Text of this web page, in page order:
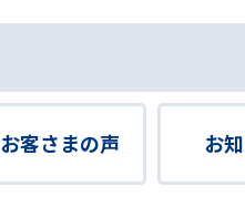
お客さまの声 お